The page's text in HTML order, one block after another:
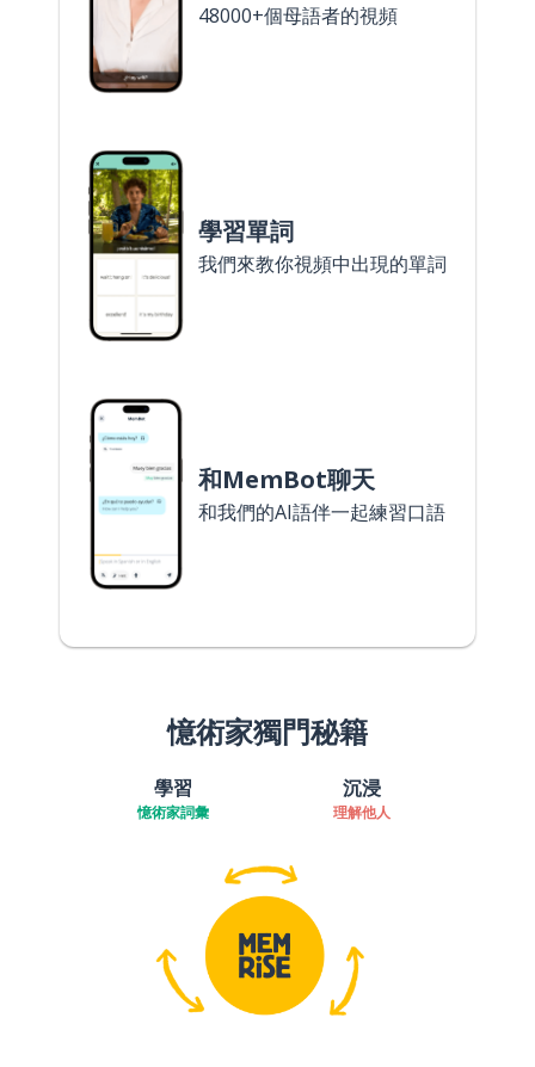
48000+個母語者的視頻
學習單詞
我們來教你視頻中出現的單詞
和MemBot聊天
和我們的AI語伴一起練習口語
憶術家獨門秘籍
學習
憶術家詞彙
沉浸
理解他人